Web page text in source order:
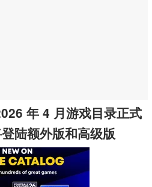
年 4 月游戏目录正式
陆额外版和高级版